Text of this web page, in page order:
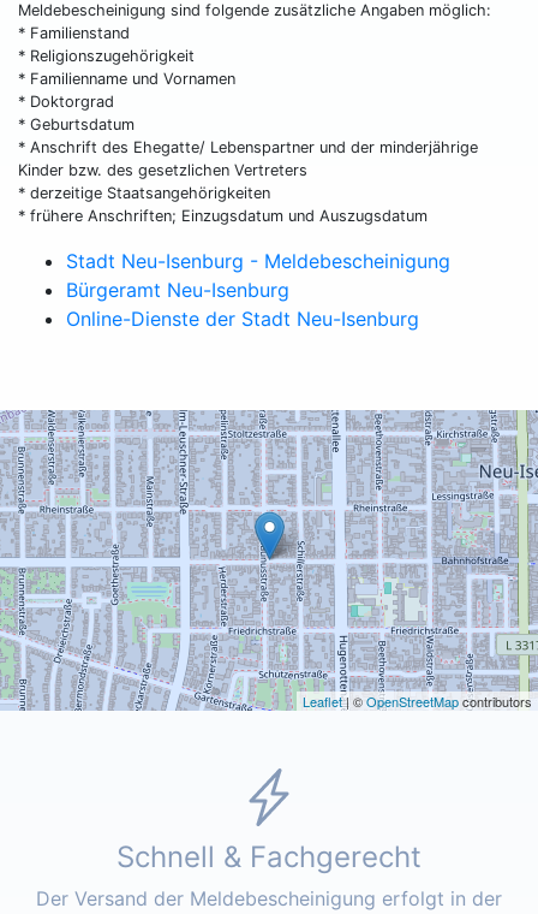
Meldebescheinigung sind folgende zusätzliche Angaben möglich:
* Familienstand
* Religionszugehörigkeit
* Familienname und Vornamen
* Doktorgrad
* Geburtsdatum
* Anschrift des Ehegatte/ Lebenspartner und der minderjährige
Kinder bzw. des gesetzlichen Vertreters
* derzeitige Staatsangehörigkeiten
* frühere Anschriften; Einzugsdatum und Auszugsdatum
Stadt Neu-Isenburg - Meldebescheinigung
Bürgeramt Neu-Isenburg
Online-Dienste der Stadt Neu-Isenburg
Leaflet| ©OpenStreetMapcontributors
Schnell & Fachgerecht
Der Versand der Meldebescheinigung erfolgt in der